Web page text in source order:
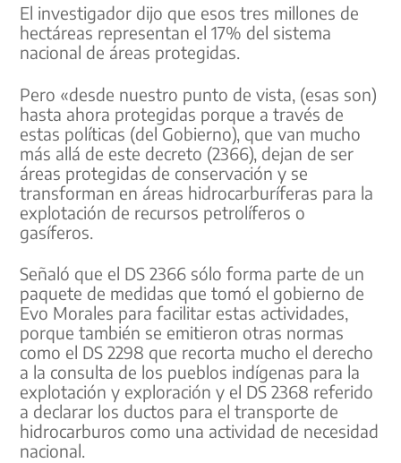
El investigador dijo que esos tres millones de
hectáreas representan el 17% del sistema
nacional de áreas protegidas.
Pero «desde nuestro punto de vista, (esas son)
hasta ahora protegidas porque a través de
estas políticas (del Gobierno), que van mucho
más allá de este decreto (2366), dejan de ser
áreas protegidas de conservación y se
transforman en áreas hidrocarburíferas para la
explotación de recursos petrolíferos o
gasíferos.
Señaló que el DS 2366 sólo forma parte de un
paquete de medidas que tomó el gobierno de
Evo Morales para facilitar estas actividades,
porque también se emitieron otras normas
como el DS 2298 que recorta mucho el derecho
a la consulta de los pueblos indígenas para la
explotación y exploración y el DS 2368 referido
a declarar los ductos para el transporte de
hidrocarburos como una actividad de necesidad
nacional.